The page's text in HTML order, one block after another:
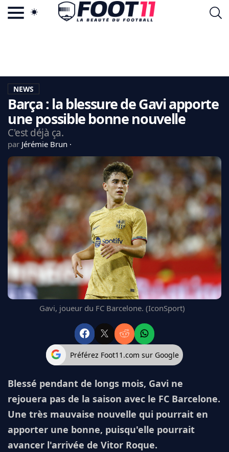
LA CHARTE
VIE PRIVÉE
CGU
CONTACTEZ-NOUS
MERCATO
CDM 2026
PSG
REAL MADRID
FC BARCELONE
MANCHESTER UNITED
CHELSEA
ARSENAL
BAYERN
L'AVIS DE LA RÉDAC'
NEWS
Barça : la blessure de Gavi apporte
une possible bonne nouvelle
C'est déjà ça.
par Jérémie Brun
Gavi, joueur du FC Barcelone. (IconSport)
Préférez Foot11.com sur Google
Blessé pendant de longs mois, Gavi ne
rejouera pas de la saison avec le FC Barcelone.
Une très mauvaise nouvelle qui pourrait en
apporter une bonne, puisqu'elle pourrait
avancer l'arrivée de Vitor Roque.